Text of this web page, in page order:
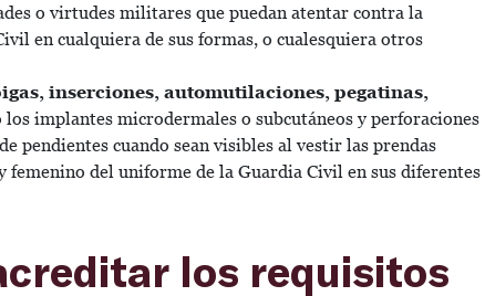
o virtudes militares que puedan atentar contra la
en cualquiera de sus formas, o cualesquiera otros
inserciones, automutilaciones, pegatinas,
los implantes microdermales o subcutáneos y perforaciones
pendientes cuando sean visibles al vestir las prendas
femenino del uniforme de la Guardia Civil en sus diferentes
los requisitos